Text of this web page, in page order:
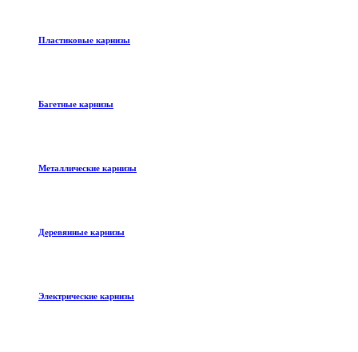
Пластиковые карнизы
Багетные карнизы
Металлические карнизы
Деревянные карнизы
Электрические карнизы